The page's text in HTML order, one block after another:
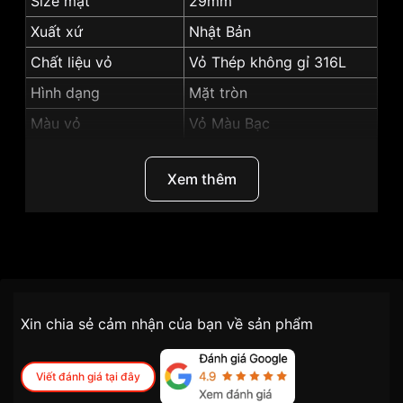
Xuất xứ
Nhật Bản
Chất liệu vỏ
Vỏ Thép không gỉ 316L
Hình dạng
Mặt tròn
Màu vỏ
Vỏ Màu Bạc
Xem thêm
Đối tượng sử dụng Nữ
Dòng máy Cơ / Automatic
tiện lợi –
nhanh chóng – minh bạch
Xin chia sẻ cảm nhận của bạn về sản phẩm
Viết đánh giá tại đây